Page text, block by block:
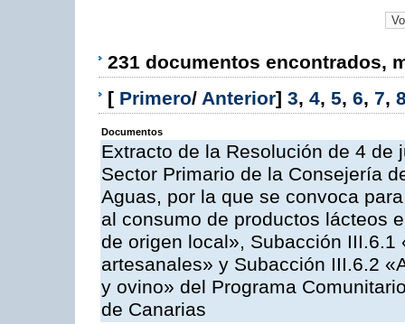
231 documentos encontrados,
[ Primero/ Anterior] 3, 4, 5, 6, 7,
Documentos
Extracto de la Resolución de 4
Sector Primario de la Consejería
Aguas, por la que se convoca
al consumo de productos lácteos
de origen local», Subacción
artesanales» y Subacción III.6.2
y ovino» del Programa
de Canarias